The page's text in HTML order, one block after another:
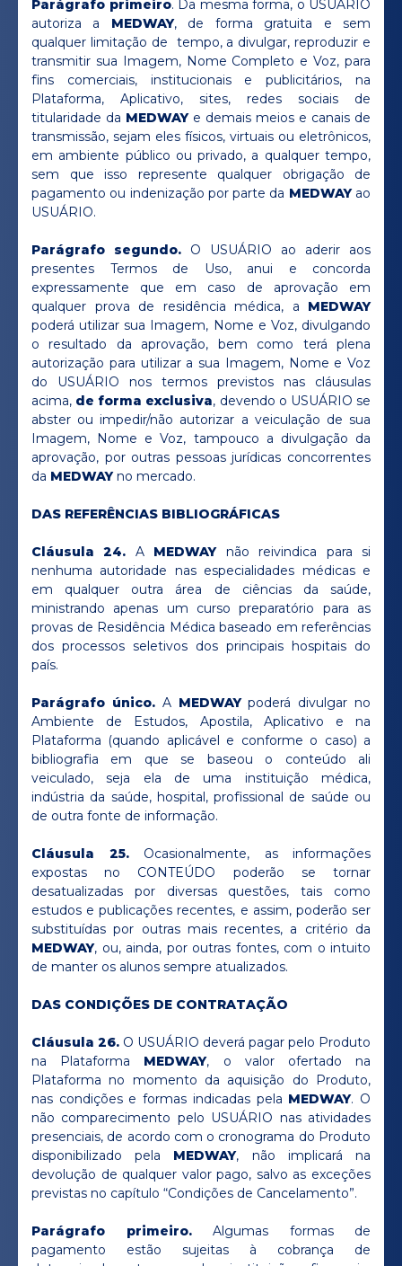
Parágrafo primeiro. Da mesma forma, o USUÁRIO
autoriza a MEDWAY, de forma gratuita e sem
qualquer limitação de tempo, a divulgar, reproduzir e
transmitir sua Imagem, Nome Completo e Voz, para
fins comerciais, institucionais e publicitários, na
Plataforma, Aplicativo, sites, redes sociais de
titularidade da MEDWAY e demais meios e canais de
transmissão, sejam eles físicos, virtuais ou eletrônicos,
em ambiente público ou privado, a qualquer tempo,
sem que isso represente qualquer obrigação de
pagamento ou indenização por parte da MEDWAYao
USUÁRIO.
Parágrafo segundo. O USUÁRIO ao aderir aos
presentes Termos de Uso, anui e concorda
expressamente que em caso de aprovação em
qualquer prova de residência médica, a MEDWAY
poderá utilizar sua Imagem, Nome e Voz, divulgando
o resultado da aprovação, bem como terá plena
autorização para utilizar a sua Imagem, Nome e Voz
do USUÁRIO nos termos previstos nas cláusulas
acima, de forma exclusiva, devendo o USUÁRIO se
abster ou impedir/não autorizar a veiculação de sua
Imagem, Nome e Voz, tampouco a divulgação da
aprovação, por outras pessoas jurídicas concorrentes
da MEDWAYno mercado.
DAS REFERÊNCIAS BIBLIOGRÁFICAS
Cláusula 24. A MEDWAY não reivindica para si
nenhuma autoridade nas especialidades médicas e
em qualquer outra área de ciências da saúde,
ministrando apenas um curso preparatório para as
provas de Residência Médica baseado em referências
dos processos seletivos dos principais hospitais do
país.
Parágrafo único. A MEDWAYpoderá divulgar no
Ambiente de Estudos, Apostila, Aplicativo e na
Plataforma (quando aplicável e conforme o caso) a
bibliografia em que se baseou o conteúdo ali
veiculado, seja ela de uma instituição médica,
indústria da saúde, hospital, profissional de saúde ou
de outra fonte de informação.
Cláusula 25. Ocasionalmente, as informações
expostas no CONTEÚDO poderão se tornar
desatualizadas por diversas questões, tais como
estudos e publicações recentes, e assim, poderão ser
substituídas por outras mais recentes, a critério da
MEDWAY, ou, ainda, por outras fontes, com o intuito
de manter os alunos sempre atualizados.
DAS CONDIÇÕES DE CONTRATAÇÃO
Cláusula 26. O USUÁRIO deverá pagar pelo Produto
na Plataforma MEDWAY, o valor ofertado na
Plataforma no momento da aquisição do Produto,
nas condições e formas indicadas pela MEDWAY. O
não comparecimento pelo USUÁRIO nas atividades
presenciais, de acordo com o cronograma do Produto
disponibilizado pela MEDWAY, não implicará na
devolução de qualquer valor pago, salvo as exceções
previstas no capítulo “Condições de Cancelamento”.
Parágrafo primeiro.Algumas formas de
pagamento estão sujeitas à cobrança de